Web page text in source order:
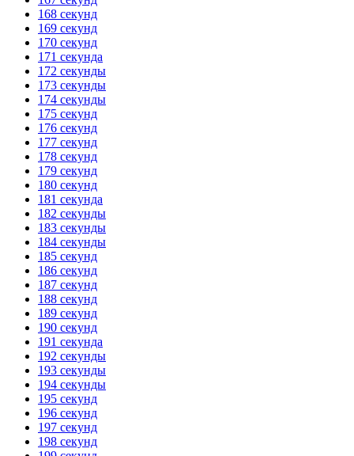
168 секунд
169 секунд
170 секунд
171 секунда
172 секунды
173 секунды
174 секунды
175 секунд
176 секунд
177 секунд
178 секунд
179 секунд
180 секунд
181 секунда
182 секунды
183 секунды
184 секунды
185 секунд
186 секунд
187 секунд
188 секунд
189 секунд
190 секунд
191 секунда
192 секунды
193 секунды
194 секунды
195 секунд
196 секунд
197 секунд
198 секунд